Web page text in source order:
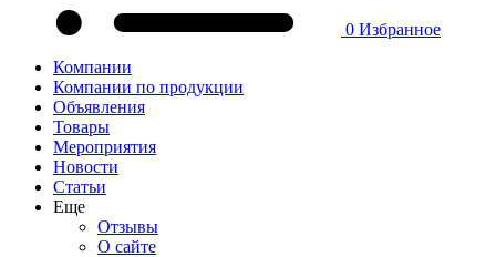
0 Избранное
Компании
Компании по продукции
Объявления
Товары
Мероприятия
Новости
Статьи
Еще
Отзывы
О сайте